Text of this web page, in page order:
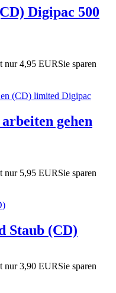
Digipac 500
nur4,95 EURSie sparen
gehen
nur 5,95 EURSie sparen
Staub (CD)
nur3,90 EURSie sparen